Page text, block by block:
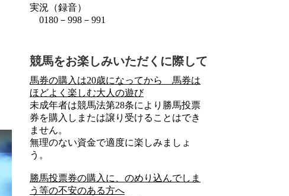
実況（録音）
0180－998－991
競馬をお楽しみいただくに際して
馬券の購入は20歳になってから 馬券は
ほどよく楽しむ大人の遊び
未成年者は競馬法第28条により勝馬投票
券を購入しまたは譲り受けることはでき
ません。
無理のない資金で適度に楽しみましょ
う。
勝馬投票券の購入に、のめり込んでしま
う等の不安のある方へ